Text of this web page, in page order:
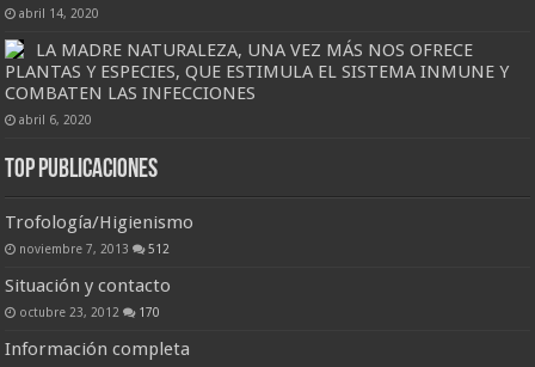
abril 14, 2020
LA MADRE NATURALEZA, UNA VEZ MÁS NOS OFRECE
PLANTAS Y ESPECIES, QUE ESTIMULA EL SISTEMA INMUNE Y
COMBATEN LAS INFECCIONES
abril 6, 2020
Top Publicaciones
Trofología/Higienismo
noviembre 7, 2013 512
Situación y contacto
octubre 23, 2012 170
Información completa